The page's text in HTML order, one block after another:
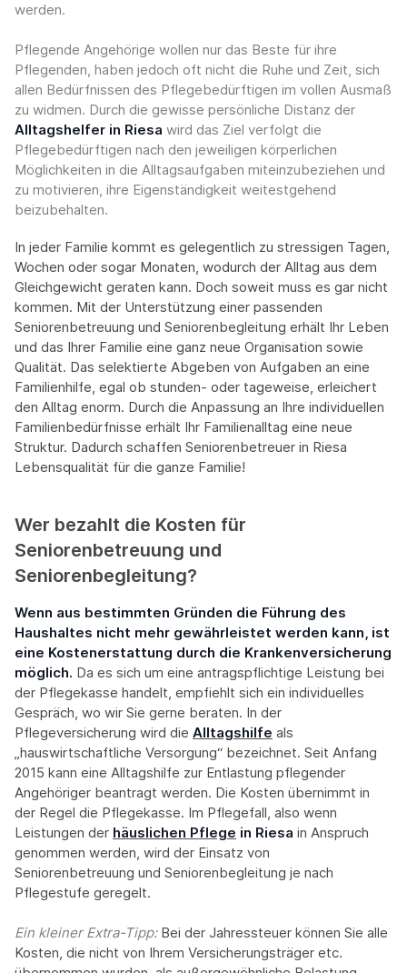
werden.
Pflegende Angehörige wollen nur das Beste für ihre
Pflegenden, haben jedoch oft nicht die Ruhe und Zeit, sich
allen Bedürfnissen des Pflegebedürftigen im vollen Ausmaß
zu widmen. Durch die gewisse persönliche Distanz der
Alltagshelfer in Riesa wird das Ziel verfolgt die
Pflegebedürftigen nach den jeweiligen körperlichen
Möglichkeiten in die Alltagsaufgaben miteinzubeziehen und
zu motivieren, ihre Eigenständigkeit weitestgehend
beizubehalten.
In jeder Familie kommt es gelegentlich zu stressigen Tagen,
Wochen oder sogar Monaten, wodurch der Alltag aus dem
Gleichgewicht geraten kann. Doch soweit muss es gar nicht
kommen. Mit der Unterstützung einer passenden
Seniorenbetreuung und Seniorenbegleitung erhält Ihr Leben
und das Ihrer Familie eine ganz neue Organisation sowie
Qualität. Das selektierte Abgeben von Aufgaben an eine
Familienhilfe, egal ob stunden- oder tageweise, erleichert
den Alltag enorm. Durch die Anpassung an Ihre individuellen
Familienbedürfnisse erhält Ihr Familienalltag eine neue
Struktur. Dadurch schaffen Seniorenbetreuer in Riesa
Lebensqualität für die ganze Familie!
Wer bezahlt die Kosten für
Seniorenbetreuung und
Seniorenbegleitung?
Wenn aus bestimmten Gründen die Führung des
Haushaltes nicht mehr gewährleistet werden kann, ist
eine Kostenerstattung durch die Krankenversicherung
möglich. Da es sich um eine antragspflichtige Leistung bei
der Pflegekasse handelt, empfiehlt sich ein individuelles
Gespräch, wo wir Sie gerne beraten. In der
Pflegeversicherung wird die Alltagshilfe als
„hauswirtschaftliche Versorgung“ bezeichnet. Seit Anfang
2015 kann eine Alltagshilfe zur Entlastung pflegender
Angehöriger beantragt werden. Die Kosten übernimmt in
der Regel die Pflegekasse. Im Pflegefall, also wenn
Leistungen der häuslichen Pflege in Riesa in Anspruch
genommen werden, wird der Einsatz von
Seniorenbetreuung und Seniorenbegleitung je nach
Pflegestufe geregelt.
Ein kleiner Extra-Tipp:‍ Bei der Jahressteuer können Sie alle
Kosten, die nicht von Ihrem Versicherungsträger etc.